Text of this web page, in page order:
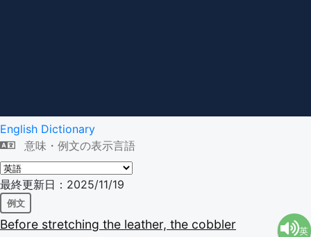
English Dictionary
意味・例文の表示言語
最終更新日：2025/11/19
例文
Before stretching the leather, the cobbler
英